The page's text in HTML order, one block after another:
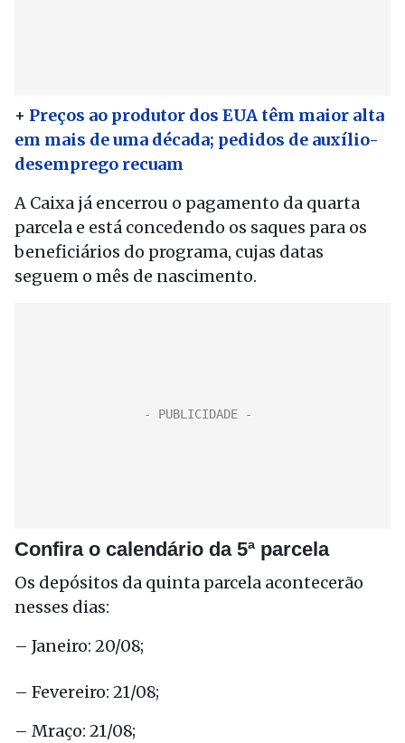
+ Preços ao produtor dos EUA têm maior alta
em mais de uma década; pedidos de auxílio-
desemprego recuam
A Caixa já encerrou o pagamento da quarta
parcela e está concedendo os saques para os
beneficiários do programa, cujas datas
seguem o mês de nascimento.
Confira o calendário da 5ª parcela
Os depósitos da quinta parcela acontecerão
nesses dias:
– Janeiro: 20/08;
– Fevereiro: 21/08;
– Mraço: 21/08;